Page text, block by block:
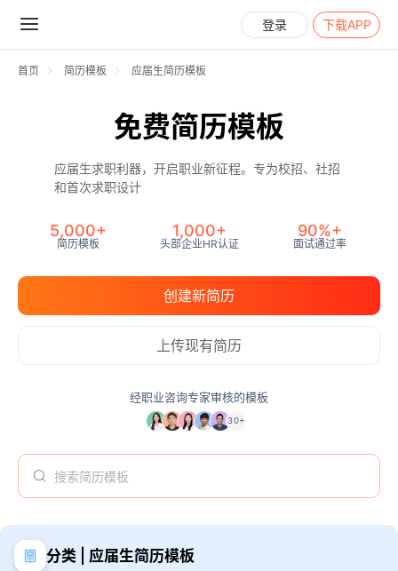
登录 下载APP
应届生求职利器，开启职业新
首页 简历模板 应届生简历模板
免费简历模板
应届生求职利器，开启职业新征程。专为校招、社招
和首次求职设计
5,000+
简历模板
1,000+
头部企业HR认证
90%+
面试通过率
创建新简历
上传现有简历
经职业咨询专家审核的模板
30+
分类 | 应届生简历模板